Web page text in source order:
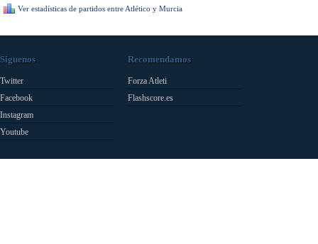
Ver estadísticas de partidos entre Atlético y Murcia
Síguenos
Twitter
Facebook
Instagram
Youtube
Recomendamos
Forza Atleti
Flashscore.es